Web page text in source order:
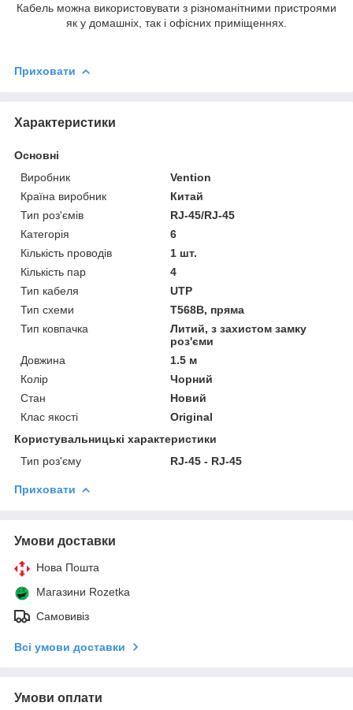
Кабель можна використовувати з різноманітними пристроями
як у домашніх, так і офісних приміщеннях.
Приховати
Характеристики
Основні
Виробник
Vention
Країна виробник
Китай
Тип роз'ємів
RJ-45/RJ-45
Категорія
6
Кількість проводів
1 шт.
Кількість пар
4
Тип кабеля
UTP
Тип схеми
Т568В, пряма
Тип ковпачка
Литий, з захистом замку
роз'єми
Довжина
1.5 м
Колір
Чорний
Стан
Новий
Клас якості
Original
Користувальницькі характеристики
Тип роз'єму
RJ-45 - RJ-45
Приховати
Умови доставки
Нова Пошта
Магазини Rozetka
Самовивіз
Всі умови доставки
Умови оплати